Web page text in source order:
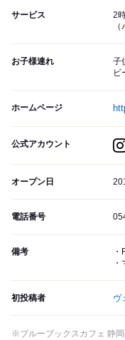
サービス
2
お子様連れ
子
ビ
ホームページ
公式アカウント
オープン日
電話番号
備考
初投稿者 ヴ
※ブルーブックスカフェ 静